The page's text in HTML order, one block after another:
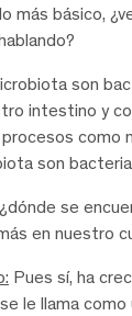
más básico,
son
intestino y
como
son
se
en nuestro
Pues sí, ha
le llama